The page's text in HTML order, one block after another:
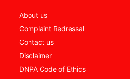
About us
Complaint Redressal
Contact us
Disclaimer
DNPA Code of Ethics